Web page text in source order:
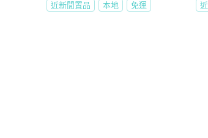
近新閒置品 本地 免運